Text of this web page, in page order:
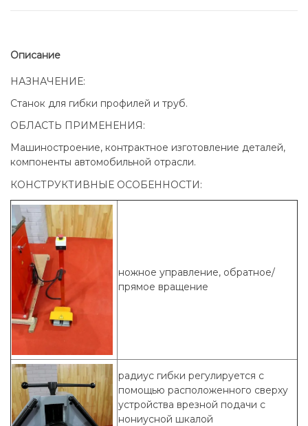
Описание
НАЗНАЧЕНИЕ:
Станок для гибки профилей и труб.
ОБЛАСТЬ ПРИМЕНЕНИЯ:
Машиностроение, контрактное изготовление деталей,
компоненты автомобильной отрасли.
КОНСТРУКТИВНЫЕ ОСОБЕННОСТИ:
ножное управление, обратное/
прямое вращение
радиус гибки регулируется с
помощью расположенного сверху
устройства врезной подачи с
нониусной шкалой